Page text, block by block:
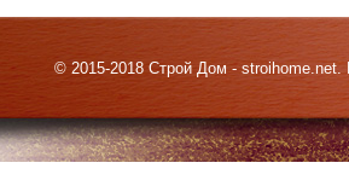
© 2015-2018 Строй Дом - stroihome.net.